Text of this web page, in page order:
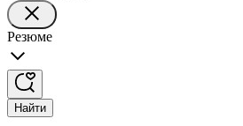
Резюме
Найти